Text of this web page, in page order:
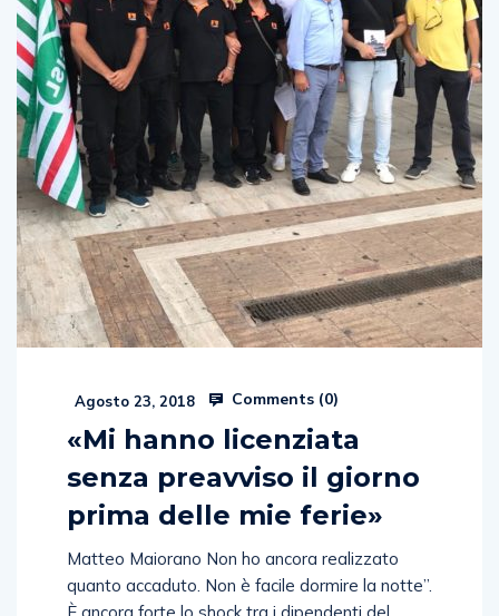
Agosto 23, 2018 Comments (0)
«Mi hanno licenziata
senza preavviso il giorno
prima delle mie ferie»
Matteo Maiorano Non ho ancora realizzato
quanto accaduto. Non è facile dormire la notte”.